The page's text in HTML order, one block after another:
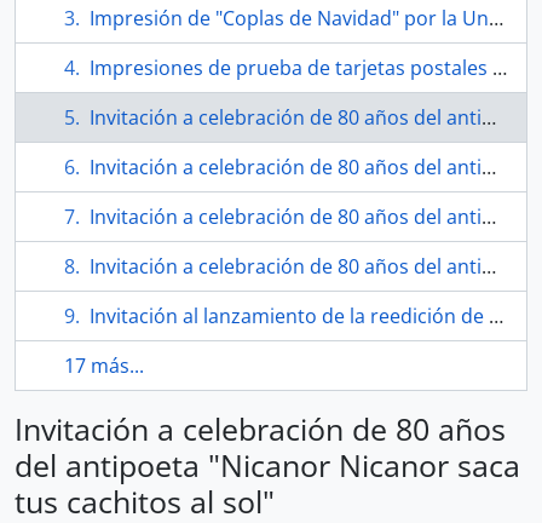
Impresión de "Coplas de Navidad" por la Universidad de Alcalá
Impresiones de prueba de tarjetas postales de "Artefactos"
Invitación a celebración de 80 años del antipoeta "Nicanor Nicanor saca tus cachitos al sol"
Invitación a celebración de 80 años del antipoeta "Nicanor Nicanor saca tus cachitos al sol"
Invitación a celebración de 80 años del antipoeta "Nicanor Nicanor saca tus cachitos al sol"
Invitación a celebración de 80 años del antipoeta "Nicanor Nicanor saca tus cachitos al sol"
Invitación al lanzamiento de la reedición de "Hojas de Parra"
17 más...
Invitación a celebración de 80 años
del antipoeta "Nicanor Nicanor saca
tus cachitos al sol"